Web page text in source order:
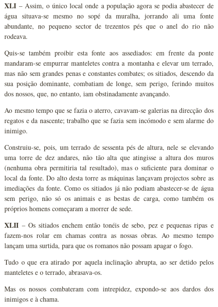
XLI – Assim, o único local onde a população agora se podia abastecer de
água situava-se mesmo no sopé da muralha, jorrando ali uma fonte
abundante, no pequeno sector de trezentos pés que o anel do rio não
rodeava.
Quis-se também proibir esta fonte aos assediados: em frente da ponte
mandaram-se empurrar manteletes contra a montanha e elevar um terrado,
mas não sem grandes penas e constantes combates; os sitiados, descendo da
sua posição dominante, combatiam de longe, sem perigo, ferindo muitos
dos nossos, que, no entanto, iam obstinadamente avançando.
Ao mesmo tempo que se fazia o aterro, cavavam-se galerias na direcção dos
regatos e da nascente; trabalho que se fazia sem incómodo e sem alarme do
inimigo.
Construiu-se, pois, um terrado de sessenta pés de altura, nele se elevando
uma torre de dez andares, não tão alta que atingisse a altura dos muros
(nenhuma obra permitiria tal resultado), mas o suficiente para dominar o
local da fonte. Do alto desta torre as máquinas lançavam projectos sobre as
imediações da fonte. Como os sitiados já não podiam abastecer-se de água
sem perigo, não só os animais e as bestas de carga, como também os
próprios homens começaram a morrer de sede.
XLII – Os sitiados enchem então tonéis de sebo, pez e pequenas ripas e
fazem-nos rolar em chamas contra as nossas obras. Ao mesmo tempo
lançam uma surtida, para que os romanos não possam apagar o fogo.
Tudo o que era atirado por aquela inclinação abrupta, ao ser detido pelos
manteletes e o terrado, abrasava-os.
Mas os nossos combateram com intrepidez, expondo-se aos dardos dos
inimigos e à chama.